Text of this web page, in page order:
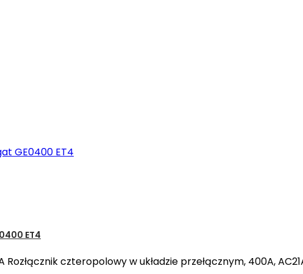
ET4
czteropolowy w układzie przełącznym, 400A,